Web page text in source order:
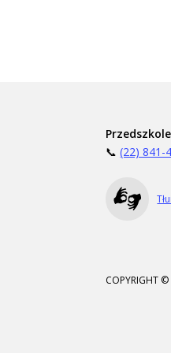
📞(22) 841-
COPYRIGHT ©